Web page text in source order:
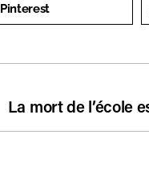
Pinterest
La mort de l’école